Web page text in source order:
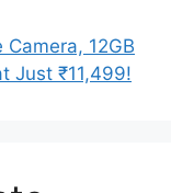
12GB
Just ₹11,499!